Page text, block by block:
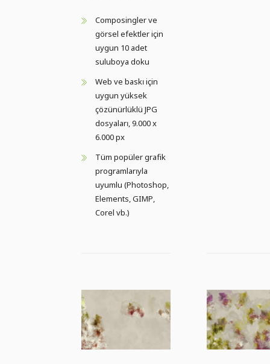
Composingler ve
görsel efektler için
uygun 10 adet
suluboya doku
Web ve baskı için
uygun yüksek
çözünürlüklü JPG
dosyaları, 9.000 x
6.000 px
Tüm popüler grafik
programlarıyla
uyumlu (Photoshop,
Elements, GIMP,
Corel vb.)